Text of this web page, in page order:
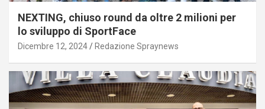
NEXTING, chiuso round da oltre 2 milioni per
lo sviluppo di SportFace
Dicembre 12, 2024 Redazione Spraynews